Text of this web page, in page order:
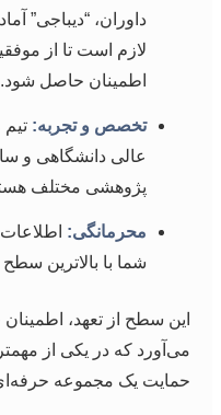
داوران، “دیباجی”
لازم است تا از
اطمینان حاصل شود.
تخصص و تجربه:
عالی دانشگاهی و
پژوهشی مختلف
محرمانگی:
شما با بالاترین
این سطح از تعهد،
می‌آورد که در یکی از
حمایت یک مجموعه حرفه‌ای